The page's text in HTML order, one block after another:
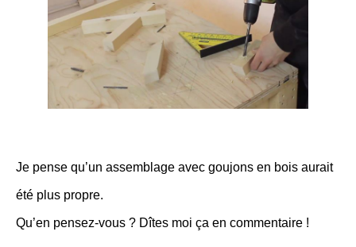
Je pense qu’un assemblage avec goujons en bois aurait
été plus propre.
Qu’en pensez-vous ? Dîtes moi ça en commentaire !